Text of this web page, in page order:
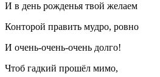
И в день рожденья твой желаем
Конторой править мудро, ровно
И очень-очень-очень долго!
Чтоб гадкий прошёл мимо,